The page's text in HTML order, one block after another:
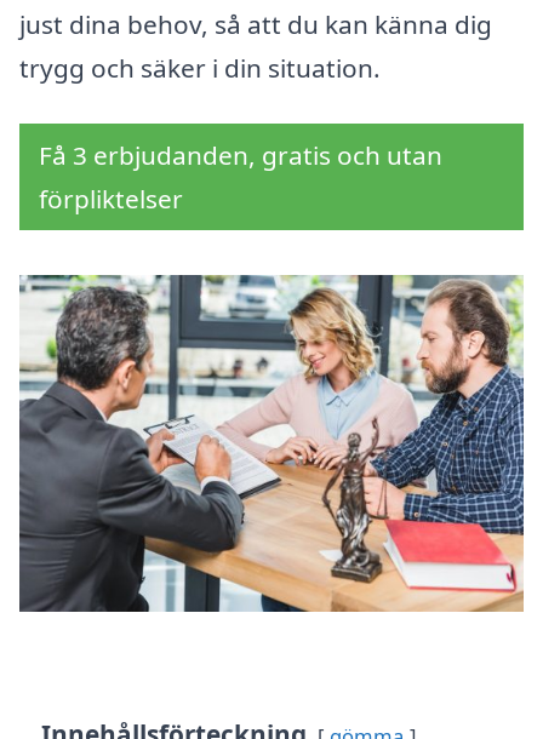
just dina behov, så att du kan känna dig
trygg och säker i din situation.
Få 3 erbjudanden, gratis och utan
förpliktelser